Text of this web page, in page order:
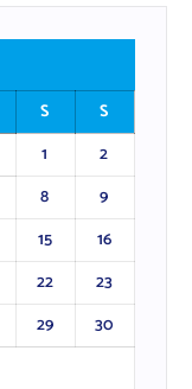
S
S
1
2
8
9
15
16
22
23
29
30